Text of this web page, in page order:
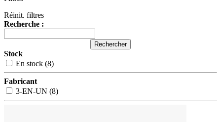
Réinit. filtres
Recherche :
Rechercher
Stock
En stock (8)
Fabricant
3-EN-UN (8)